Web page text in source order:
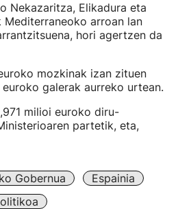
Nekazaritza, Elikadura eta
arroan lan
hori agertzen da
mozkinak izan zituen
galerak aurreko urtean.
milioi euroko diru-
partetik, eta,
Gobernua
Espainia